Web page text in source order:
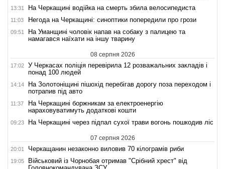
13:31 На Черкащині водійка на смерть збила велосипедиста
11:03 Негода на Черкащині: синоптики попередили про грози
09:51
На Уманщині чоловік напав на собаку з палицею та
намагався наїхати на іншу тварину
08 серпня 2026
17:02
У Черкасах поліція перевірила 12 розважальних закладів і
понад 100 людей
14:14
На Золотоніщині пішохід перебігав дорогу поза переходом і
потрапив під авто
11:37
На Черкащині боржникам за електроенергію
нараховуватимуть додаткові кошти
09:23 На Черкащині через підпал сухої трави вогонь пошкодив ліс
07 серпня 2026
20:01 Черкащанин незаконно виловив 70 кілограмів риби
19:05
Військовий із Чорнобая отримав "Срібний хрест" від